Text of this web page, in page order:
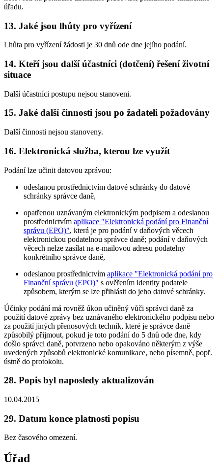
úřadu.
13. Jaké jsou lhůty pro vyřízení
Lhůta pro vyřízení žádosti je 30 dnů ode dne jejího podání.
14. Kteří jsou další účastníci (dotčení) řešení životní
situace
Další účastníci postupu nejsou stanoveni.
15. Jaké další činnosti jsou po žadateli požadovány
Další činnosti nejsou stanoveny.
16. Elektronická služba, kterou lze využít
Podání lze učinit datovou zprávou:
odeslanou prostřednictvím datové schránky do datové
schránky správce daně,
opatřenou uznávaným elektronickým podpisem a odeslanou
prostřednictvím aplikace "Elektronická podání pro Finanční
správu (EPO)", která je pro podání v daňových věcech
elektronickou podatelnou správce daně; podání v daňových
věcech nelze zasílat na e-mailovou adresu podatelny
konkrétního správce daně,
odeslanou prostřednictvím aplikace "Elektronická podání pro
Finanční správu (EPO)" s ověřením identity podatele
způsobem, kterým se lze přihlásit do jeho datové schránky.
Účinky podání má rovněž úkon učiněný vůči správci daně za
použití datové zprávy bez uznávaného elektronického podpisu nebo
za použití jiných přenosových technik, které je správce daně
způsobilý přijmout, pokud je toto podání do 5 dnů ode dne, kdy
došlo správci daně, potvrzeno nebo opakováno některým z výše
uvedených způsobů elektronické komunikace, nebo písemně, popř.
ústně do protokolu.
28. Popis byl naposledy aktualizován
10.04.2015
29. Datum konce platnosti popisu
Bez časového omezení.
Úřad